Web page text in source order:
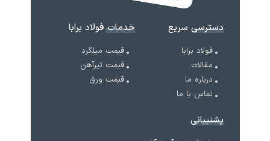
دسترسی سریع
فولاد برابا
مقالات
درباره ما
تماس با ما
خدمات فولاد برابا
قیمت میلگرد
قیمت تیرآهن
قیمت ورق
پشتیبانی